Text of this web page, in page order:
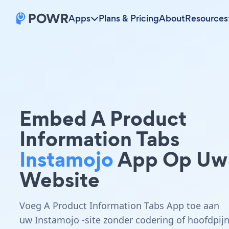
Apps Plans & PricingAboutResources
Embed A Product
Information Tabs
InstamojoApp Op Uw
Website
Voeg A Product Information Tabs App toe aan
uw Instamojo -site zonder codering of